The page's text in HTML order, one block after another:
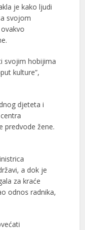
je kako ljudi
svojom
svojim hobijima
kulture”,
djeteta i
predvode žene.
a dok je
za kraće
odnos radnika,